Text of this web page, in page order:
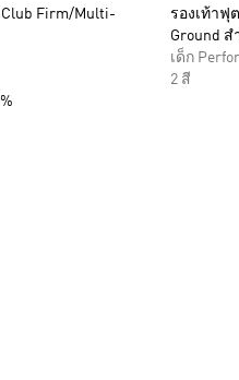
Firm/Multi-
รองเท้าฟุ
Ground ส
เด็ก
2 สี